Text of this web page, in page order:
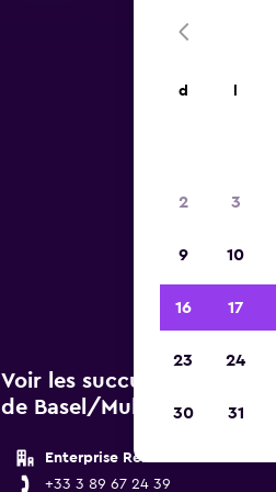
de
Voir les succursales
de Basel/Mulhouse
Enterprise Rent A Car
+33 3 89 67 24 39
d
2 3
9 10
16 17
23 24
30 31